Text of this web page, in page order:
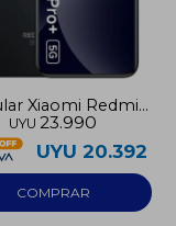
Xiaomi Redmi
15 Pro Plus 256GB
UYU 23.990
UYU 20.392